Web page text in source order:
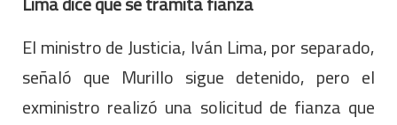
El ministro de Justicia, Iván Lima, por separado,
señaló que Murillo sigue detenido, pero el
exministro realizó una solicitud de fianza que